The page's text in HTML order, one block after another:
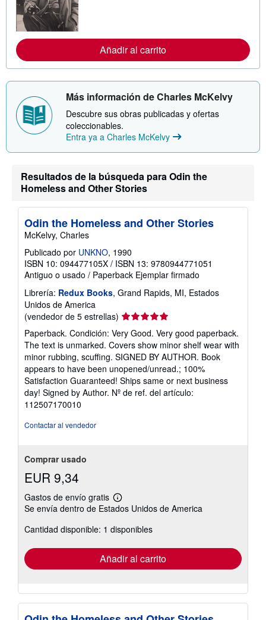
i
ó
n
o
r
l
s
r
a
d
v
í
o
Añadir al carrito
Más información de Charles McKelvy
Descubre sus obras publicadas y ofertas
coleccionables.
Entra ya a Charles McKelvy
Resultados de la búsqueda para Odin the
Homeless and Other Stories
Odin the Homeless and Other Stories
McKelvy, Charles
Publicado por UNKNO, 1990
ISBN 10: 094477105X / ISBN 13: 9780944771051
Antiguo o usado / Paperback Ejemplar firmado
Librería: Redux Books, Grand Rapids, MI, Estados
Unidos de America
(vendedor de 5 estrellas) Calificación
vendedor:
5
de
5
estrellas
Paperback. Condición: Very Good. Very good paperback.
The text is unmarked. Covers show minor shelf wear with
minor rubbing, scuffing. SIGNED BY AUTHOR. Book
appears to have been unopened/unread.; 100%
Satisfaction Guaranteed! Ships same or next business
day! Signed by Author. Nº de ref. del artículo:
112507170010
Contactar al vendedor
Comprar usado
EUR 9,34
Gastos de envío gratis
Más
información
las
tarifas
envío
Se envía dentro de Estados Unidos de America
Cantidad disponible: 1 disponibles
Añadir al carrito